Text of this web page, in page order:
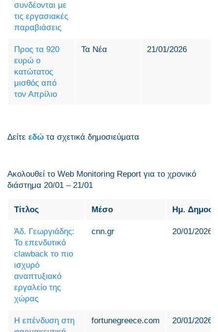
συνδέονται με
τις εργασιακές
παραβιάσεις
Προς τα 920
ευρώ ο
κατώτατος
μισθός από
τον Απρίλιο
Τα Νέα 21/01/2026
Δείτε εδώ τα σχετικά δημοσιεύματα
Ακολουθεί το Web Monitoring Report για τo χρονικό
διάστημα 20/01 – 21/01
Τίτλος Μέσο Ημ.
Άδ. Γεωργιάδης:
Το επενδυτικό
clawback το πιο
ισχυρό
αναπτυξιακό
εργαλείο της
χώρας
cnn.gr 20/01/2026
Η επένδυση στη
fortunegreece.com 20/01/2026